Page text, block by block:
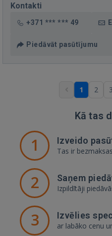
Kontakti
+371 *** *** 49
Piedāvāt pasūtījumu
1 2 3
Kā tas
1 Izveido
Tas ir bezmaksas
2 Saņem
Izpildītāji
3 Izvēlies
ar labāko cenu